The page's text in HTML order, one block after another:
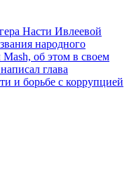
Насти Ивлеевой
народного
об этом в своем
глава
и борьбе с коррупцией